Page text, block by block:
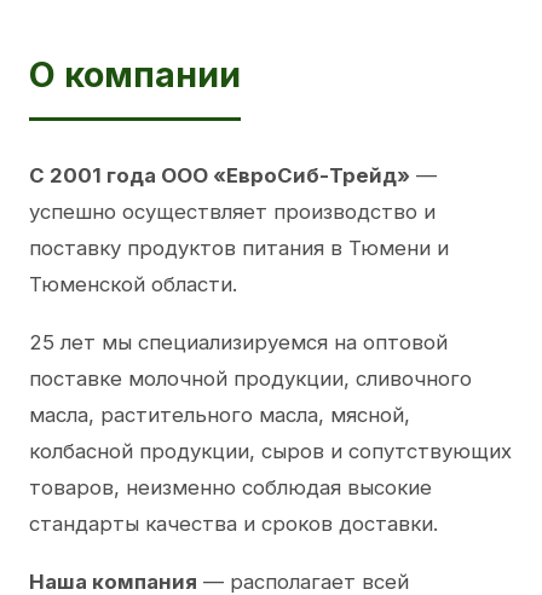
О компании
С 2001 года ООО «ЕвроСиб-Трейд» —
успешно осуществляет производство и
поставку продуктов питания в Тюмени и
Тюменской области.
25 лет мы специализируемся на оптовой
поставке молочной продукции, сливочного
масла, растительного масла, мясной,
колбасной продукции, сыров и сопутствующих
товаров, неизменно соблюдая высокие
стандарты качества и сроков доставки.
Наша компания — располагает всей